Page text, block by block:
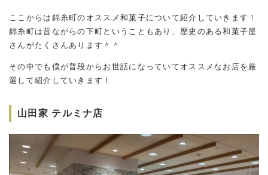
ここからは錦糸町のオススメ和菓子について紹介していきます！
錦糸町は昔ながらの下町ということもあり、歴史のある和菓子屋
さんがたくさんあります＾＾
その中でも僕が普段からお世話になっていてオススメなお店を厳
選して紹介していきます！
山田家 テルミナ店